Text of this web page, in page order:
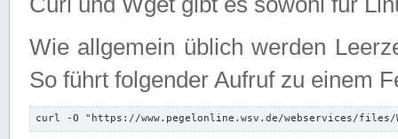
Wie allgemein üblich werden
So führt folgender Aufruf zu einem
curl -O "https://www.pegelonline.wsv.de/webservices/files/